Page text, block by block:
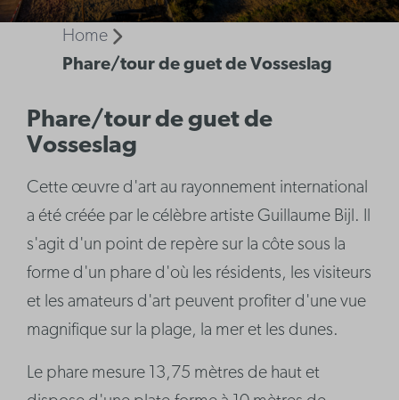
Home
Phare/tour de guet de Vosseslag
Phare/tour de guet de
Vosseslag
Cette œuvre d'art au rayonnement international
a été créée par le célèbre artiste Guillaume Bijl. Il
s'agit d'un point de repère sur la côte sous la
forme d'un phare d'où les résidents, les visiteurs
et les amateurs d'art peuvent profiter d'une vue
magnifique sur la plage, la mer et les dunes.
Le phare mesure 13,75 mètres de haut et